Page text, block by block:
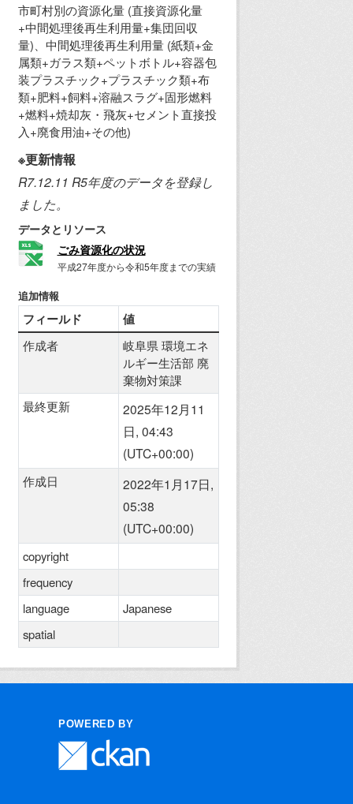
市町村別の資源化量 (直接資源化量
+中間処理後再生利用量+集団回収
量)、中間処理後再生利用量 (紙類+金
属類+ガラス類+ペットボトル+容器包
装プラスチック+プラスチック類+布
類+肥料+飼料+溶融スラグ+固形燃料
+燃料+焼却灰・飛灰+セメント直接投
入+廃食用油+その他)
※更新情報
R7.12.11 R5年度のデータを登録し
ました。
データとリソース
ごみ資源化の状況
平成27年度から令和5年度までの実績
追加情報
フィールド 値
作成者
岐阜県 環境エネ
ルギー生活部 廃
棄物対策課
最終更新
2025年12月11
日, 04:43
(UTC+00:00)
作成日
2022年1月17日,
05:38
(UTC+00:00)
copyright
frequency
language
Japanese
spatial
POWERED BY